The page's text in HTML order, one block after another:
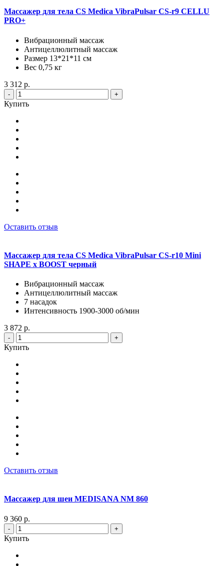
Массажер для тела CS Medica VibraPulsar CS-r9 CELLU
PRO+
Вибрационный массаж
Антицеллюлитный массаж
Размер 13*21*11 см
Вес 0,75 кг
3 312 р.
- +
Купить
Оставить отзыв
Массажер для тела CS Medica VibraPulsar CS-r10 Mini
SHAPE x BOOST черный
Вибрационный массаж
Антицеллюлитный массаж
7 насадок
Интенсивность 1900-3000 об/мин
3 872 р.
- +
Купить
Оставить отзыв
Массажер для шеи MEDISANA NM 860
9 360 р.
- +
Купить